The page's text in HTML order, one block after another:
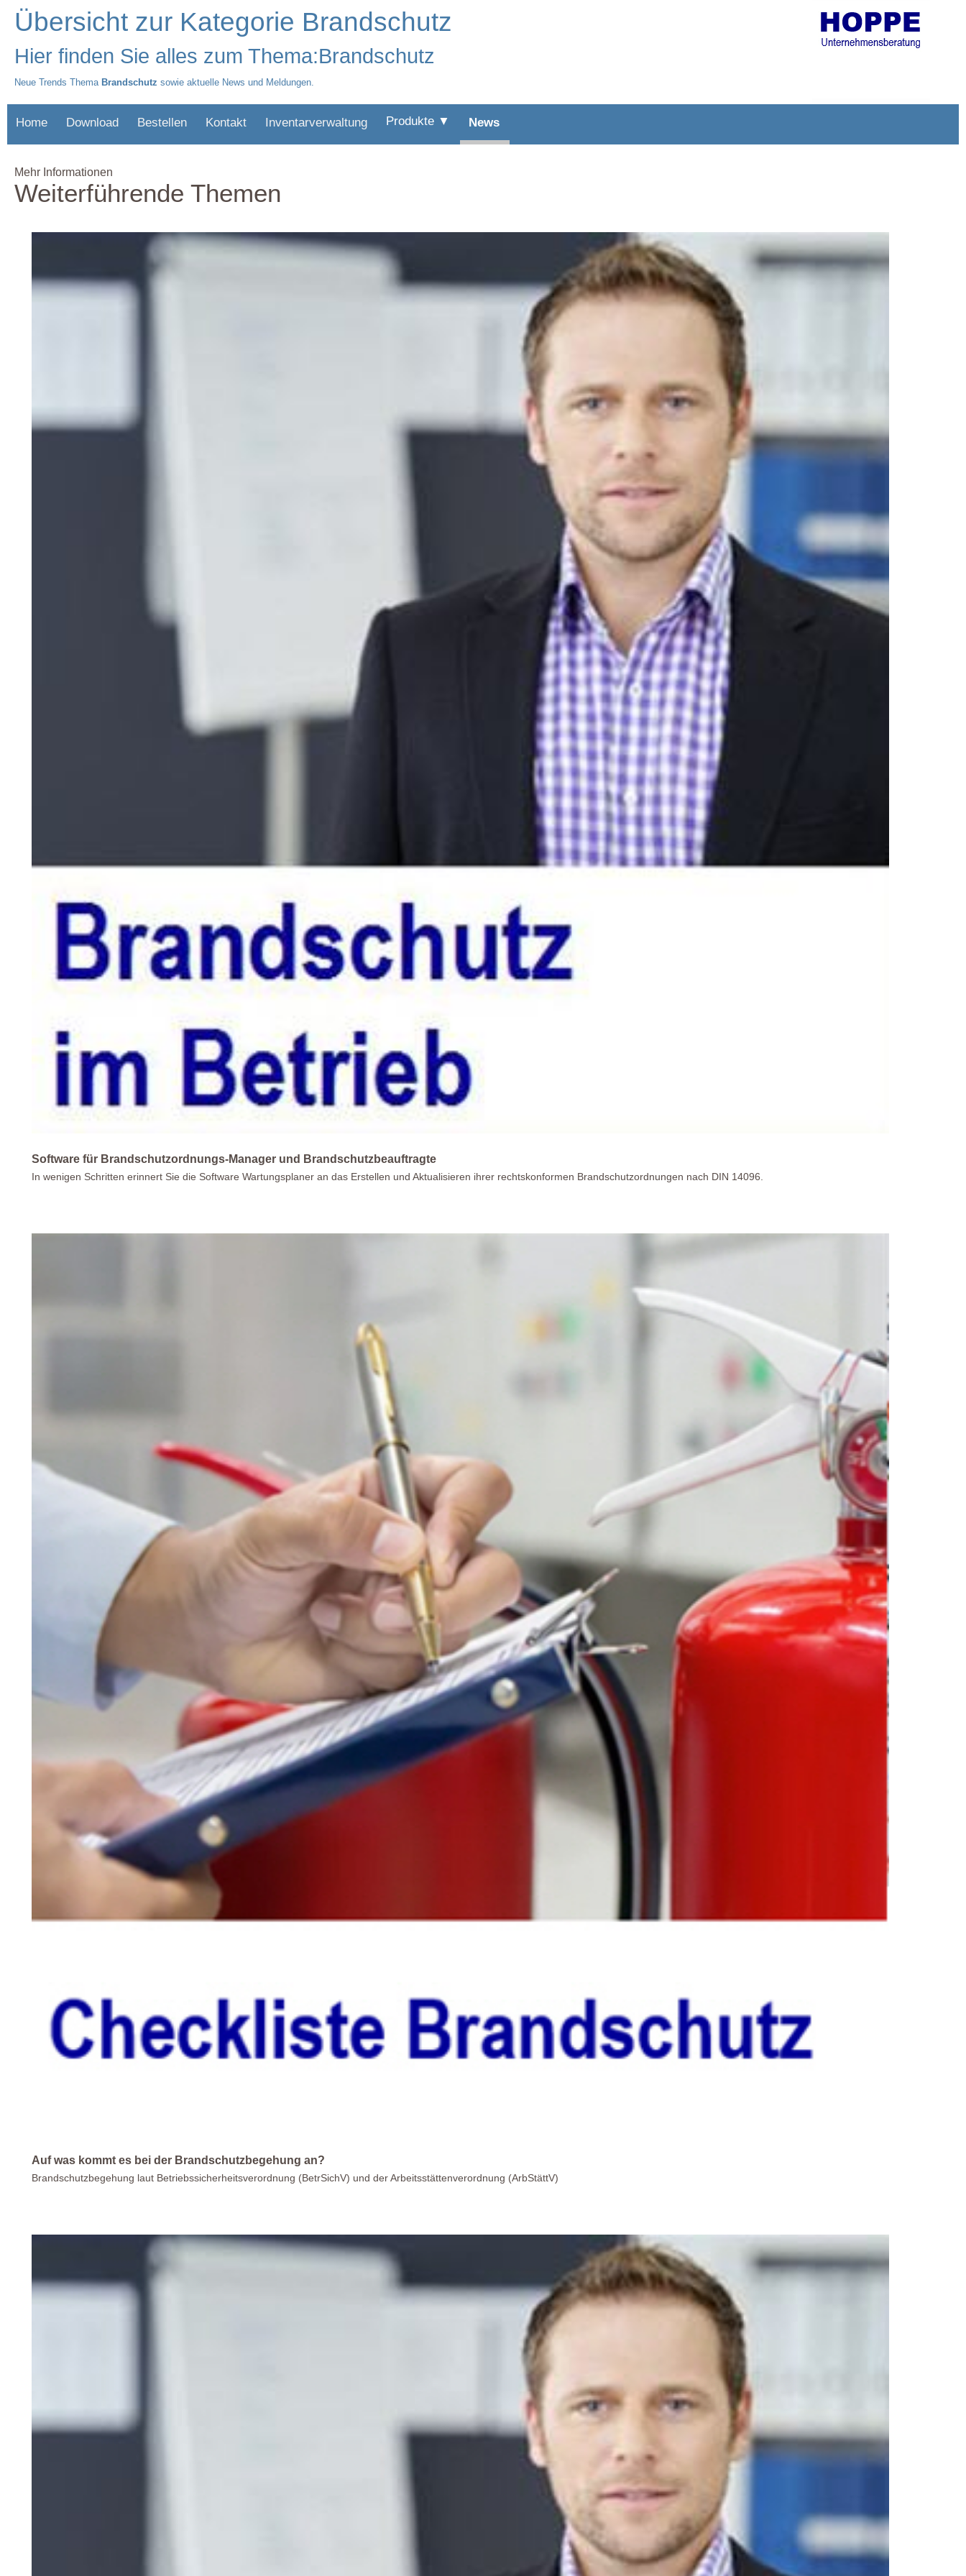
Übersicht zur Kategorie Brandschutz
Hier finden Sie alles zum Thema:Brandschutz
Neue Trends Thema Brandschutz sowie aktuelle News und Meldungen.
Home Download Bestellen Kontakt Inventarverwaltung Produkte ▼ News
Mehr Informationen
Weiterführende Themen
Software für Brandschutzordnungs-Manager und Brandschutzbeauftragte
In wenigen Schritten erinnert Sie die Software Wartungsplaner an das Erstellen und Aktualisieren ihrer rechtskonformen Brandschutzordnungen nach DIN 14096.
Auf was kommt es bei der Brandschutzbegehung an?
Brandschutzbegehung laut Betriebssicherheitsverordnung (BetrSichV) und der Arbeitsstättenverordnung (ArbStättV)